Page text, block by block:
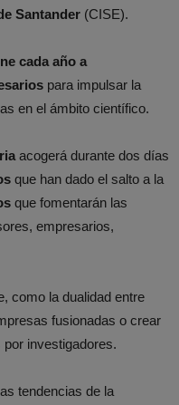
Santander (CISE).
cada año a
para impulsar la
en el ámbito científico.
acogerá durante dos días
que han dado el salto a la
que fomentarán las
empresarios,
como la dualidad entre
fusionadas o crear
investigadores.
tendencias de la